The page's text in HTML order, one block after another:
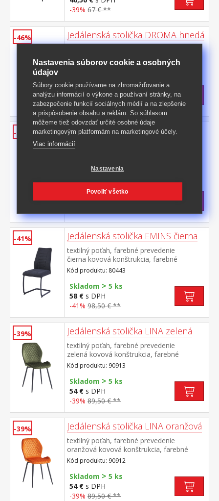
-39% 67 € **
-46% Jedálenská stolička DROMA hnedá
hnedá kovová konštrukcia, farebné
prevedenie čierna výška sedu 47
Skladom> 5 ks
36 €s DPH
-46% 67 € **
-41%
Jedálenská stolička EMINS
sivobéžová
sivobéžová kovová konštrukcia, farebné
prevedenie čierna výška sedu 48
cm odporúčaná nosnosť do 120 kg
Skladom>5 ks
58 €s DPH
-41% Jedálenská stolička EMINS čierna
textilný poťah, farebné prevedenie
čierna kovová konštrukcia, farebné
prevedenie čierna výška sedu 48
cm odporúčaná nosnosť do 120 kg
Kód produktu: 80443
Skladom > 5 ks
58 € s DPH
-41% 98,50 € **
-39% Jedálenská stolička LINA zelená
textilný poťah, farebné prevedenie
zelená kovová konštrukcia, farebné
prevedenie čierna výška sedu 50
cm odporúčaná nosnosť do 120 kg
Kód produktu: 90913
Skladom > 5 ks
54 € s DPH
-39% 89,50 € **
-39% Jedálenská stolička LINA oranžová
textilný poťah, farebné prevedenie
oranžová kovová konštrukcia, farebné
prevedenie čierna výška sedu 50
cm odporúčaná nosnosť do 120 kg
Kód produktu: 90912
Skladom > 5 ks
54 € s DPH
-39% 89,50 € **
Nastavenia súborov cookie a osobných
údajov
Súbory cookie používame na zhromažďovanie a
analýzu informácií o výkone a používaní stránky, na
zabezpečenie funkcií sociálnych médií a na zlepšenie
a prispôsobenie obsahu a reklám. So súhlasom
môžeme tiež odovzdať určité osobné údaje
marketingovým platformám na marketingové účely.
Viac informácií
Nastavenia
Povoliť všetko